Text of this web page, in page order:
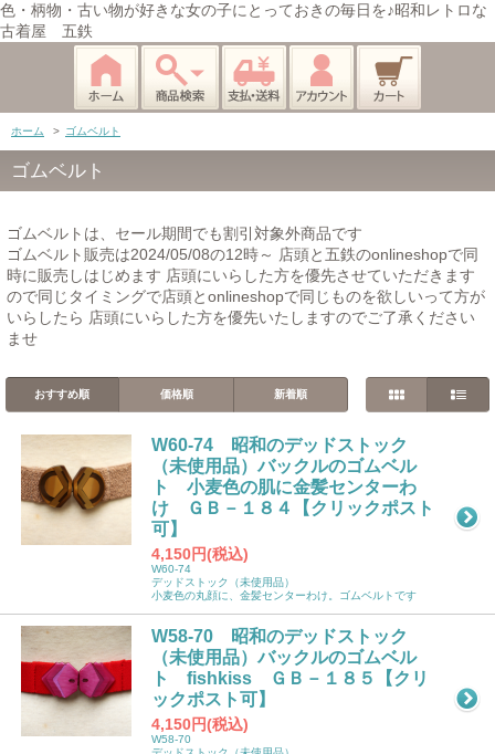
色・柄物・古い物が好きな女の子にとっておきの毎日を♪昭和レトロな
古着屋 五鉄
ホーム > ゴムベルト
ゴムベルト
ゴムベルトは、セール期間でも割引対象外商品です
ゴムベルト販売は2024/05/08の12時～ 店頭と五鉄のonlineshopで同
時に販売しはじめます 店頭にいらした方を優先させていただきます
ので同じタイミングで店頭とonlineshopで同じものを欲しいって方が
いらしたら 店頭にいらした方を優先いたしますのでご了承ください
ませ
おすすめ順 価格順 新着順
W60-74 昭和のデッドストック
（未使用品）バックルのゴムベル
ト 小麦色の肌に金髪センターわ
け ＧＢ－１８４【クリックポスト
可】
4,150円(税込)
W60-74
デッドストック（未使用品）
小麦色の丸顔に、金髪センターわけ。ゴムベルトです
W58-70 昭和のデッドストック
（未使用品）バックルのゴムベル
ト fishkiss ＧＢ－１８５【クリ
ックポスト可】
4,150円(税込)
W58-70